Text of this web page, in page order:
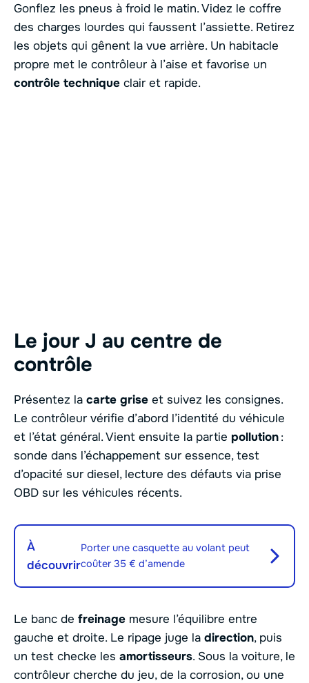
Gonflez les pneus à froid le matin. Videz le coffre
des charges lourdes qui faussent l’assiette. Retirez
les objets qui gênent la vue arrière. Un habitacle
propre met le contrôleur à l’aise et favorise un
contrôle technique clair et rapide.
Le jour J au centre de
contrôle
Présentez la carte grise et suivez les consignes.
Le contrôleur vérifie d’abord l’identité du véhicule
et l’état général. Vient ensuite la partie pollution:
sonde dans l’échappement sur essence, test
d’opacité sur diesel, lecture des défauts via prise
OBD sur les véhicules récents.
À
découvrir
Porter une casquette au volant peut
coûter 35 € d’amende
Le banc de freinage mesure l’équilibre entre
gauche et droite. Le ripage juge la direction, puis
un test checke les amortisseurs. Sous la voiture, le
contrôleur cherche du jeu, de la corrosion, ou une